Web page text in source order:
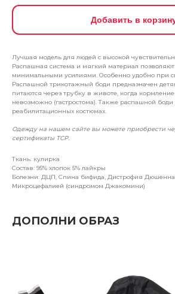
Добавить в
Лучшая модель для людей с высокой
Распашная система и мягкий материал позволяют
минимальными усилиями. Особенно удобно при
Распашной трикотажный боди предназначен
питаются через трубку в животе, когда
невозможно (гастростома). Также распашной
реабилитационных костюмах.
Одежду на нашем сайте вы можете приобрести
сертификаты ТСР.
Ткань: кулирка
Состав: 95% хлопок 5% лайкры
Болезни: ДЦП, Спина бифида, Дистрофия
Микроцефалией (синдромом Джакомини)
ДОПОЛНИ ОБРАЗ